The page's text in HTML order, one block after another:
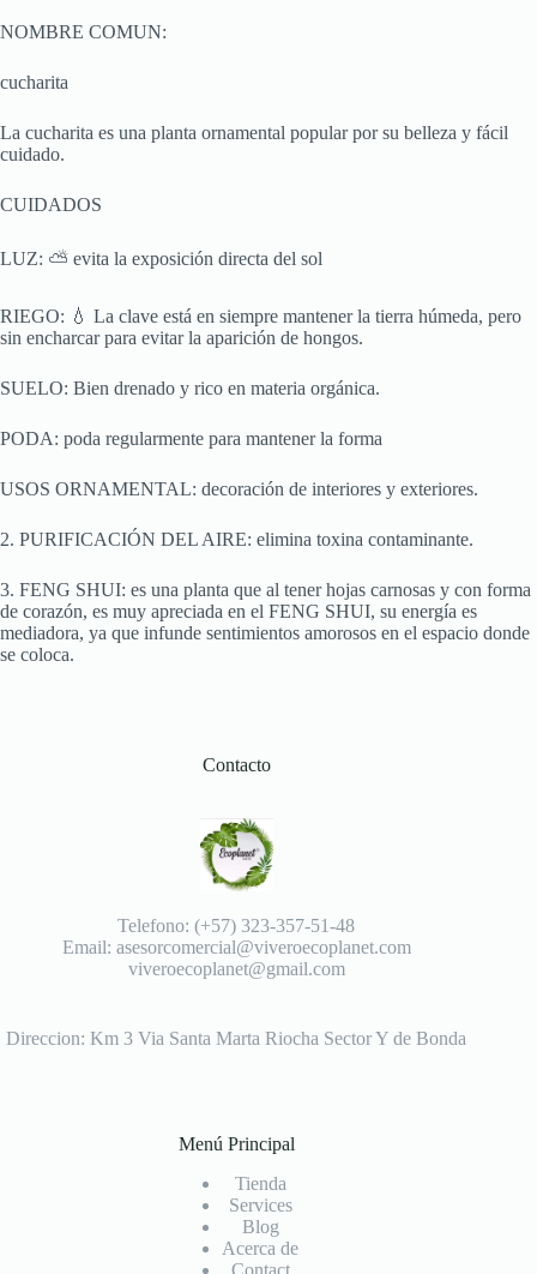
NOMBRE COMUN:
cucharita
La cucharita es una planta ornamental popular por su belleza y fácil
cuidado.
CUIDADOS
LUZ: ⛅ evita la exposición directa del sol
RIEGO: 💧 La clave está en siempre mantener la tierra húmeda, pero
sin encharcar para evitar la aparición de hongos.
SUELO: Bien drenado y rico en materia orgánica.
PODA: poda regularmente para mantener la forma
USOS ORNAMENTAL: decoración de interiores y exteriores.
2. PURIFICACIÓN DEL AIRE: elimina toxina contaminante.
3. FENG SHUI: es una planta que al tener hojas carnosas y con forma
de corazón, es muy apreciada en el FENG SHUI, su energía es
mediadora, ya que infunde sentimientos amorosos en el espacio donde
se coloca.
Contacto
Telefono: (+57) 323-357-51-48
Email: asesorcomercial@viveroecoplanet.com
viveroecoplanet@gmail.com
Direccion: Km 3 Via Santa Marta Riocha Sector Y de Bonda
Menú Principal
Tienda
Services
Blog
Acerca de
Contact